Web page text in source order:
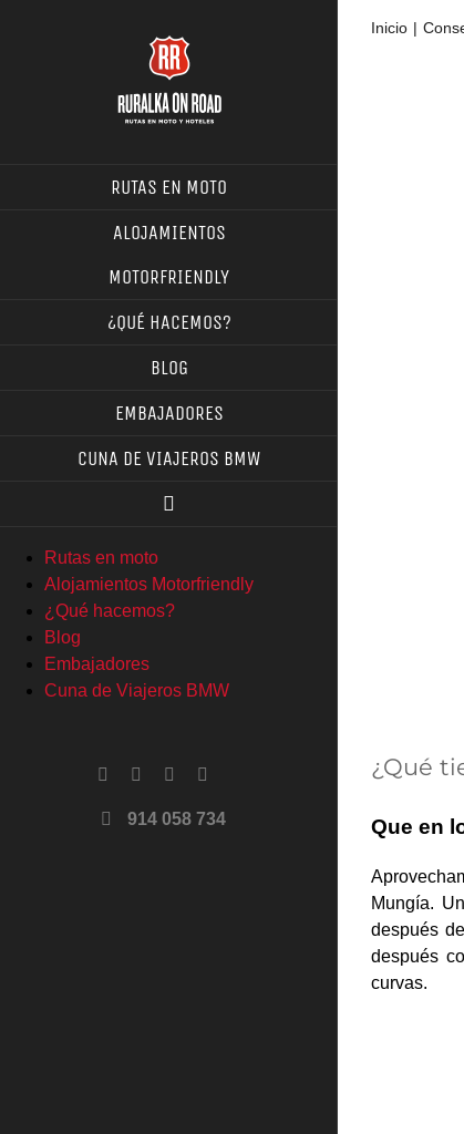
RUTAS EN MOTO
ALOJAMIENTOS
MOTORFRIENDLY
¿QUÉ HACEMOS?
BLOG
EMBAJADORES
CUNA DE VIAJEROS BMW
Rutas en moto
Alojamientos Motorfriendly
¿Qué hacemos?
Blog
Embajadores
Cuna de Viajeros BMW
Facebook YouTube
914 058 734
Inicio
¿Qué
Que en
Mungía.
después
después
curvas.